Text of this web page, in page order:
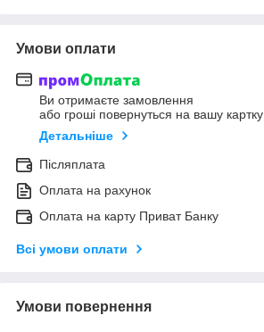
Умови оплати
Ви отримаєте замовлення
або гроші повернуться на вашу картку
Детальніше
Післяплата
Оплата на рахунок
Оплата на карту Приват Банку
Всі умови оплати
Умови повернення